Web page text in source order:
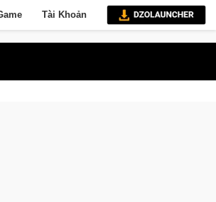
Tài Khoản
các chiến dịch lịch sử khốc liệt